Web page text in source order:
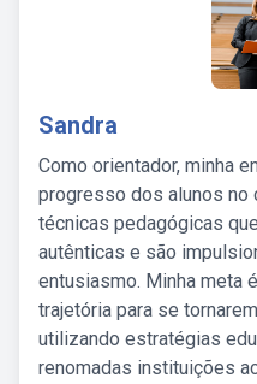
Sandra
Como orientador, minha
progresso dos alunos no
técnicas pedagógicas
autênticas e são
entusiasmo. Minha meta
trajetória para se
utilizando estratégias
renomadas instituições